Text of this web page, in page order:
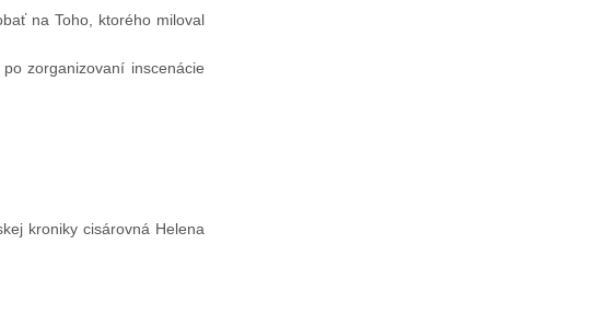
na Toho, ktorého miloval
zorganizovaní inscenácie
kroniky cisárovná Helena